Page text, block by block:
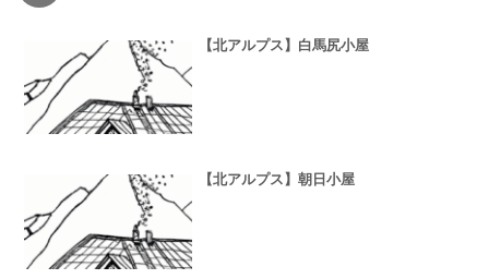
【北アルプス】白馬尻小屋
【北アルプス】朝日小屋